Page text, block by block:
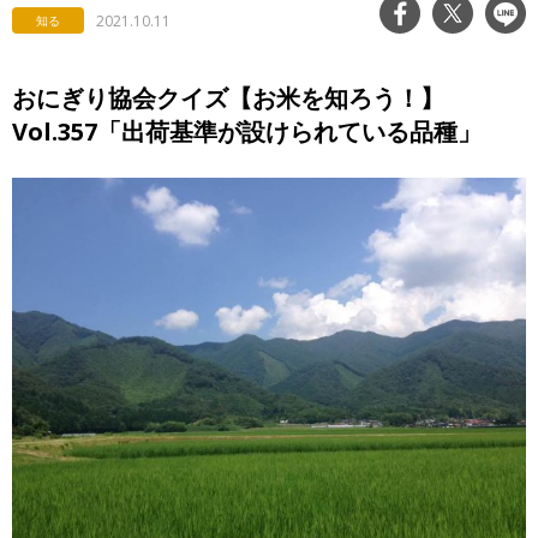
知る 2021.10.11
おにぎり協会クイズ【お米を知ろう！】
Vol.357「出荷基準が設けられている品種」